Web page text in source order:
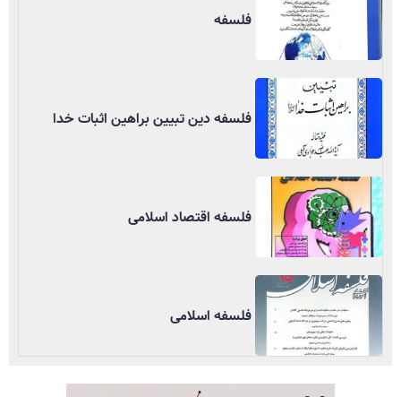
فلسفه
فلسفه دین تبیین براهین اثبات خدا
فلسفه اقتصاد اسلامی
فلسفه اسلامی